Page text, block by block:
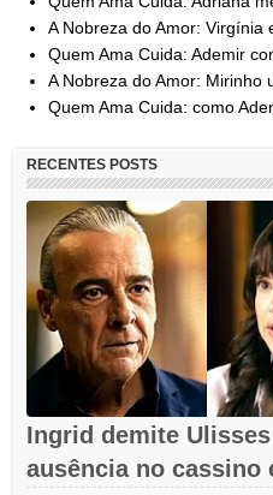
A Nobreza do Amor: Virgínia
Quem Ama Cuida: Ademir
A Nobreza do Amor: Mirinho
Quem Ama Cuida: como
RECENTES POSTS
Ingrid demite
ausência no cassino